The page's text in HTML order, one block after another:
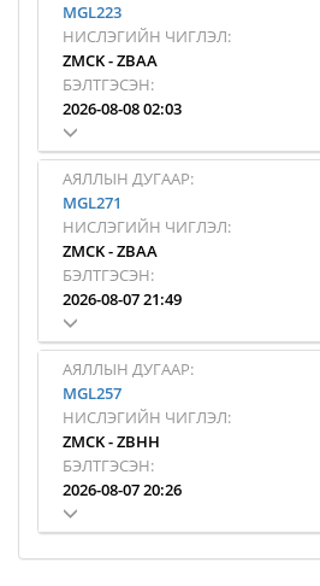
MGL223
НИСЛЭГИЙН ЧИГЛЭЛ:
ZMCK-ZBAA
БЭЛТГЭСЭН:
2026-08-08 02:03
АЯЛЛЫН ДУГААР:
MGL271
НИСЛЭГИЙН ЧИГЛЭЛ:
ZMCK-ZBAA
БЭЛТГЭСЭН:
2026-08-07 21:49
АЯЛЛЫН ДУГААР:
MGL257
НИСЛЭГИЙН ЧИГЛЭЛ:
ZMCK-ZBHH
БЭЛТГЭСЭН:
2026-08-07 20:26